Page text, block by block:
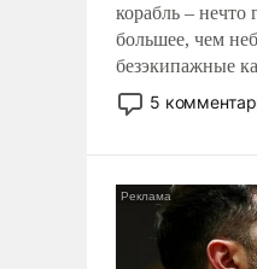
корабль – нечто
большее, чем
безэкипажные
применение
стало
и ее реализация
поднимет наши
возможности.
5